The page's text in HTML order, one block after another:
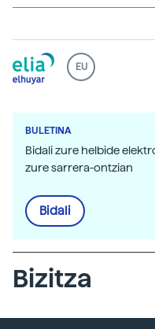
EU
BULETINA
Bidali zure helbide
zure sarrera-ontzian
Bidali
Bizitza